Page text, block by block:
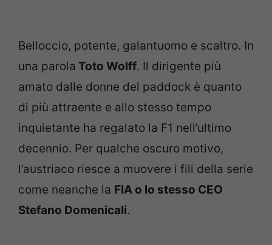
Belloccio, potente, galantuomo e scaltro. In
una parola Toto Wolff. Il dirigente più
amato dalle donne del paddock è quanto
di più attraente e allo stesso tempo
inquietante ha regalato la F1 nell’ultimo
decennio. Per qualche oscuro motivo,
l’austriaco riesce a muovere i fili della serie
come neanche la FIA o lo stesso CEO
Stefano Domenicali.